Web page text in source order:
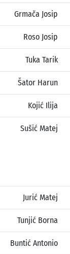
Grmača Josip
Roso Josip
Tuka Tarik
Šator Harun
Kojić Ilija
Sušić Matej
Jurić Matej
Tunjić Borna
Buntić Antonio